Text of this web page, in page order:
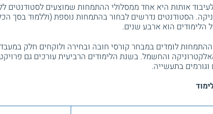
אותות היא אחד ממסלולי ההתמחות שמוצעים לסטודנטים
הסטודנטים נדרשים לבחור בהתמחות נוספת (וללמוד בסך
הלימודים הוא ארבע שנים.
לומדים במבחר קורסי חובה ובחירה ולוקחים חלק
והחשמל. בשנת הלימודים הרביעית עורכים גם
בתעשייה.